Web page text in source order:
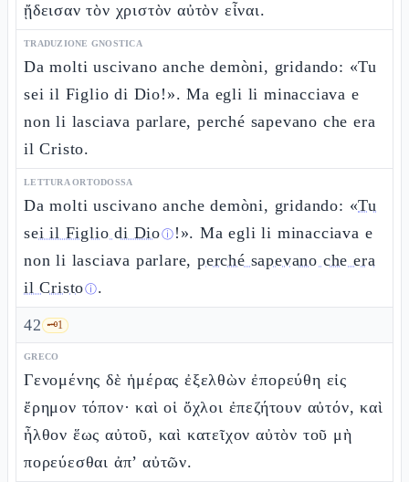
ᾔδεισαν τὸν χριστὸν αὐτὸν εἶναι.
TRADUZIONE GNOSTICA
Da molti uscivano anche demòni, gridando: «Tu
sei il Figlio di Dio!». Ma egli li minacciava e
non li lasciava parlare, perché sapevano che era
il Cristo.
LETTURA ORTODOSSA
Da molti uscivano anche demòni, gridando: «Tu
sei il Figlio di Dioⓘ !». Ma egli li minacciava e
non li lasciava parlare,perché sapevano che era
il Cristoⓘ.
42 🗝️1
GRECO
Γενομένης δὲ ἡμέρας ἐξελθὼν ἐπορεύθη εἰς
ἔρημον τόπον· καὶ οἱ ὄχλοι ἐπεζήτουν αὐτόν, καὶ
ἦλθον ἕως αὐτοῦ, καὶ κατεῖχον αὐτὸν τοῦ μὴ
πορεύεσθαι ἀπ’ αὐτῶν.